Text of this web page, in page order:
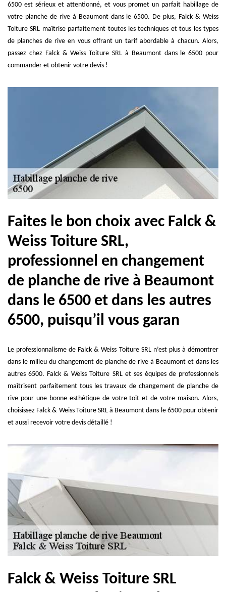
6500 est sérieux et attentionné, et vous promet un parfait habillage de
votre planche de rive à Beaumont dans le 6500. De plus, Falck & Weiss
Toiture SRL maîtrise parfaitement toutes les techniques et tous les types
de planches de rive en vous offrant un tarif abordable à chacun. Alors,
passez chez Falck & Weiss Toiture SRL à Beaumont dans le 6500 pour
commander et obtenir votre devis !
Faites le bon choix avec Falck &
Weiss Toiture SRL,
professionnel en changement
de planche de rive à Beaumont
dans le 6500 et dans les autres
6500, puisqu’il vous garan
Le professionnalisme de Falck & Weiss Toiture SRL n’est plus à démontrer
dans le milieu du changement de planche de rive à Beaumont et dans les
autres 6500. Falck & Weiss Toiture SRL et ses équipes de professionnels
maîtrisent parfaitement tous les travaux de changement de planche de
rive pour une bonne esthétique de votre toit et de votre maison. Alors,
choisissez Falck & Weiss Toiture SRL à Beaumont dans le 6500 pour obtenir
et aussi recevoir votre devis détaillé !
Falck & Weiss Toiture SRL